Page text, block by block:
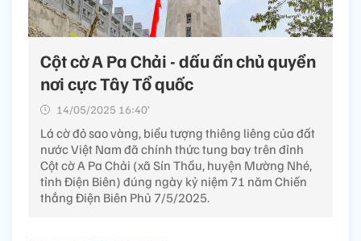
Cột cờ A Pa Chải - dấu ấn chủ quyền
nơi cực Tây Tổ quốc
14/05/2025 16:40’
Lá cờ đỏ sao vàng, biểu tượng thiêng liêng của đất
nước Việt Nam đã chính thức tung bay trên đỉnh
Cột cờ A Pa Chải (xã Sín Thầu, huyện Mường Nhé,
tỉnh Điện Biên) đúng ngày kỷ niệm 71 năm Chiến
thắng Điện Biên Phủ 7/5/2025.